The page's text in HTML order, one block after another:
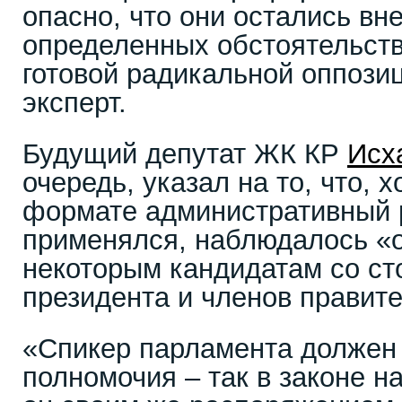
опасно, что они остались
определенных
готовой радикальной
эксперт.
Будущий депутат ЖК КР
очередь, указал на то, что,
формате административный
применялся, наблюдалось
некоторым кандидатам со
президента и членов
«Спикер парламента
полномочия – так в законе